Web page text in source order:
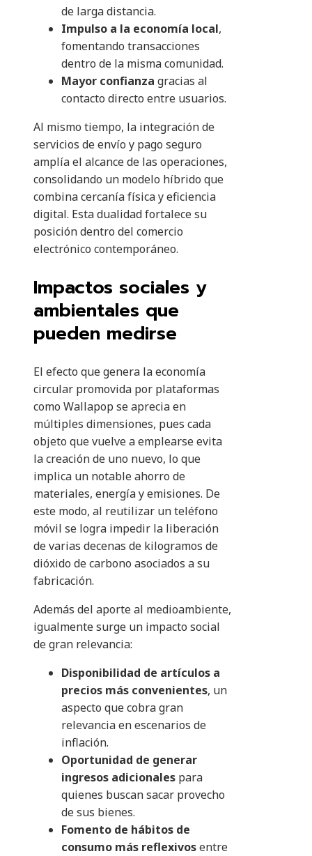
de larga distancia.
Impulso a la economía local,
fomentando transacciones
dentro de la misma comunidad.
Mayor confianza gracias al
contacto directo entre usuarios.
Al mismo tiempo, la integración de
servicios de envío y pago seguro
amplía el alcance de las operaciones,
consolidando un modelo híbrido que
combina cercanía física y eficiencia
digital. Esta dualidad fortalece su
posición dentro del comercio
electrónico contemporáneo.
Impactos sociales y
ambientales que
pueden medirse
El efecto que genera la economía
circular promovida por plataformas
como Wallapop se aprecia en
múltiples dimensiones, pues cada
objeto que vuelve a emplearse evita
la creación de uno nuevo, lo que
implica un notable ahorro de
materiales, energía y emisiones. De
este modo, al reutilizar un teléfono
móvil se logra impedir la liberación
de varias decenas de kilogramos de
dióxido de carbono asociados a su
fabricación.
Además del aporte al medioambiente,
igualmente surge un impacto social
de gran relevancia:
Disponibilidad de artículos a
precios más convenientes, un
aspecto que cobra gran
relevancia en escenarios de
inflación.
Oportunidad de generar
ingresos adicionales para
quienes buscan sacar provecho
de sus bienes.
Fomento de hábitos de
consumo más reflexivosentre